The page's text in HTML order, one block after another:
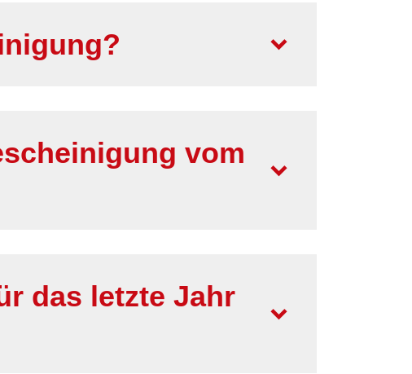
vom
das letzte Jahr